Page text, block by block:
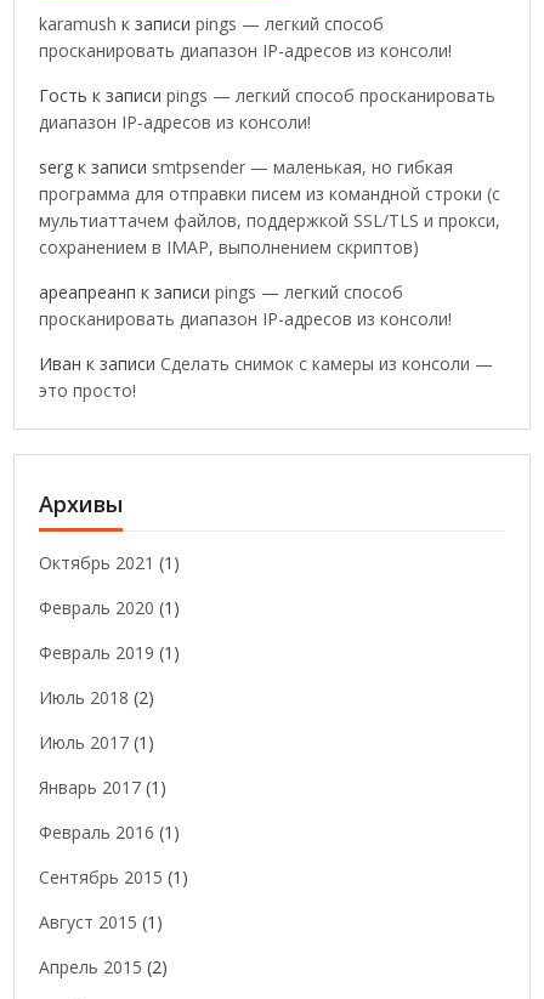
karamush к записиpings — легкий способ
просканировать диапазон IP-адресов из консоли!
Гость к записиpings — легкий способ просканировать
диапазон IP-адресов из консоли!
serg к записи smtpsender — маленькая, но гибкая
программа для отправки писем из командной строки (с
мультиаттачем файлов, поддержкой SSL/TLS и прокси,
сохранением в IMAP, выполнением скриптов)
ареапреанп к записиpings — легкий способ
просканировать диапазон IP-адресов из консоли!
Иван к записиСделать снимок с камеры из консоли —
это просто!
Архивы
Октябрь 2021 (1)
Февраль 2020 (1)
Февраль 2019 (1)
Июль 2018 (2)
Июль 2017 (1)
Январь 2017 (1)
Февраль 2016 (1)
Сентябрь 2015 (1)
Август 2015 (1)
Апрель 2015 (2)